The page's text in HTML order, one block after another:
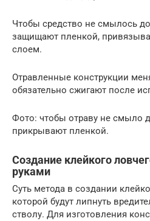
Чтобы средство не смылось
защищают пленкой,
слоем.
Отравленные конструкции
обязательно сжигают после
Фото: чтобы отраву не смыло
прикрывают пленкой.
Создание клейкого
руками
Суть метода в создании
которой будут липнуть
стволу. Для изготовления